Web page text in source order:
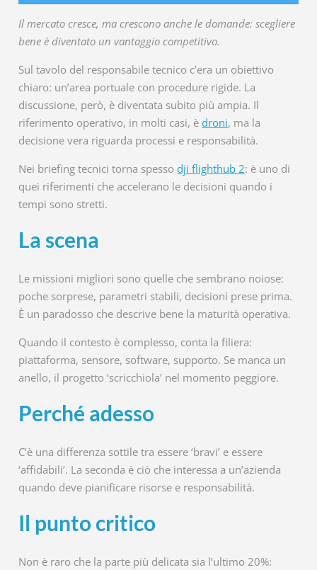
Il mercato cresce, ma crescono anche le domande: scegliere
bene è diventato un vantaggio competitivo.
Sul tavolo del responsabile tecnico c’era un obiettivo
chiaro: un’area portuale con procedure rigide. La
discussione, però, è diventata subito più ampia. Il
riferimento operativo, in molti casi, èdroni, ma la
decisione vera riguarda processi e responsabilità.
Nei briefing tecnici torna spessodji flighthub 2: è uno di
quei riferimenti che accelerano le decisioni quando i
tempi sono stretti.
La scena
Le missioni migliori sono quelle che sembrano noiose:
poche sorprese, parametri stabili, decisioni prese prima.
È un paradosso che descrive bene la maturità operativa.
Quando il contesto è complesso, conta la filiera:
piattaforma, sensore, software, supporto. Se manca un
anello, il progetto ‘scricchiola’ nel momento peggiore.
Perché adesso
C’è una differenza sottile tra essere ‘bravi’ e essere
‘affidabili’. La seconda è ciò che interessa a un’azienda
quando deve pianificare risorse e responsabilità.
Il punto critico
Non è raro che la parte più delicata sia l’ultimo 20%: